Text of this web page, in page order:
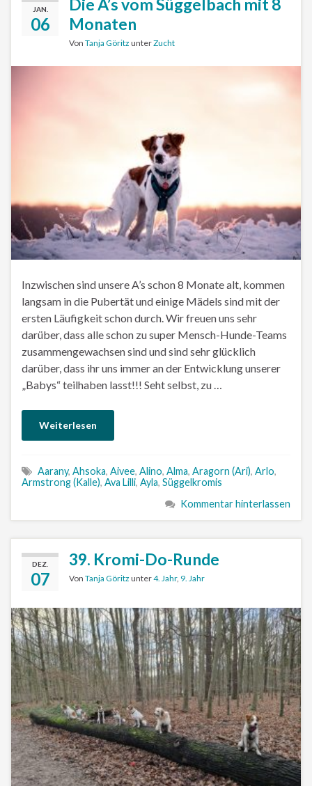
JAN.
06
Die A’s vom Süggelbach mit 8
Monaten
Von Tanja Göritz unterZucht
Inzwischen sind unsere A’s schon 8 Monate alt, kommen
langsam in die Pubertät und einige Mädels sind mit der
ersten Läufigkeit schon durch. Wir freuen uns sehr
darüber, dass alle schon zu super Mensch-Hunde-Teams
zusammengewachsen sind und sind sehr glücklich
darüber, dass ihr uns immer an der Entwicklung unserer
„Babys“ teilhaben lasst!!! Seht selbst, zu …
Weiterlesen
Aarany, Ahsoka, Aivee, Alino, Alma, Aragorn (Ari), Arlo,
Armstrong (Kalle), Ava Lilli, Ayla, Süggelkromis
Kommentar hinterlassen
DEZ.
07
39. Kromi-Do-Runde
Von Tanja Göritz unter4. Jahr, 9. Jahr